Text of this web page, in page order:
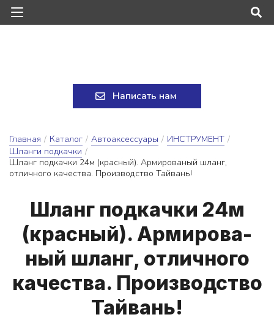
Написать нам
Главная / Каталог / Автоаксессуары / ИНСТРУМЕНТ /
Шланги подкачки /
Шланг подкачки 24м (красный). Армированый шланг,
отличного качества. Производство Тайвань!
Шланг под­качки 24м
(крас­ный). Ар­ми­ро­ва­
ный шланг, от­лично­го
ка­чес­тва. Про­из­водс­тво
Тай­вань!